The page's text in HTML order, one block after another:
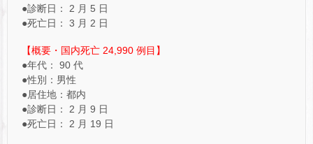
●診断日： 2 月 5 日
●死亡日： 3 月 2 日
【概要・国内死亡 24,990 例目】
●年代： 90 代
●性別：男性
●居住地：都内
●診断日： 2 月 9 日
●死亡日： 2 月 19 日